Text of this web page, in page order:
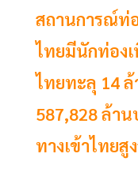
สถานการณ์ท่
ไทยมีนักท่องเ
ไทยทะลุ 14
587,828 ล้า
ทางเข้าไทยสู